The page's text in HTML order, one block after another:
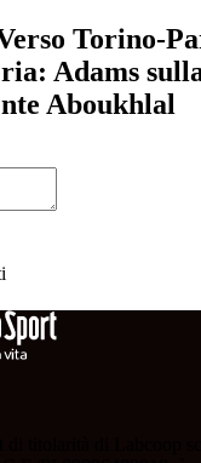
Torino-
Adams
Aboukhlal